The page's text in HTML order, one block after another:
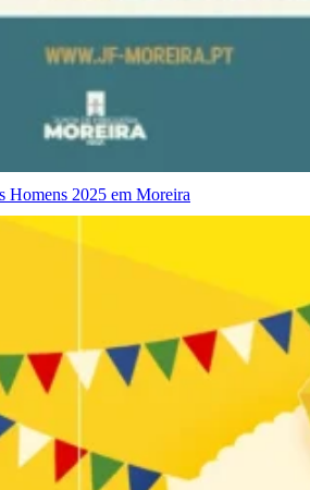
Homens 2025 em Moreira